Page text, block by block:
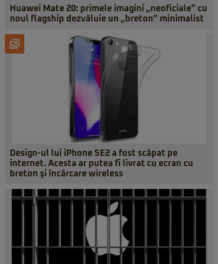
Huawei Mate 20: primele imagini „neoficiale” cu
noul flagship dezvăluie un „breton” minimalist
Design-ul lui iPhone SE2 a fost scăpat pe
internet. Acesta ar putea fi livrat cu ecran cu
breton şi încărcare wireless